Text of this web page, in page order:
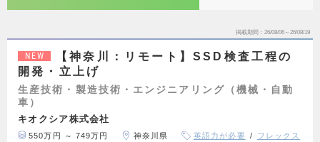
掲載期間 26/08/06～26/08/19
NEW
【神奈川：リモート】SSD検査工程の
開発・立上げ
生産技術・製造技術・エンジニアリング（機械・自動
車）
キオクシア株式会社
550万円 ～ 749万円 神奈川県 英語力が必要
フレックス